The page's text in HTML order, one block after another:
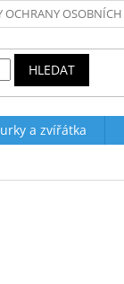
OCHRANY OSOBNÍCH
HLEDAT
a zvířátka